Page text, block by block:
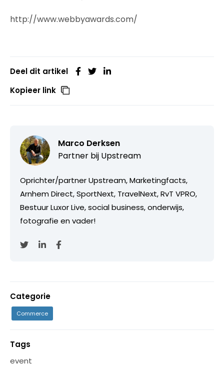
http://www.webbyawards.com/
Deel dit artikel
Kopieer link
Marco Derksen
Partner bij Upstream
Oprichter/partner Upstream, Marketingfacts,
Arnhem Direct, SportNext, TravelNext, RvT VPRO,
Bestuur Luxor Live, social business, onderwijs,
fotografie en vader!
Categorie
Commerce
Tags
event